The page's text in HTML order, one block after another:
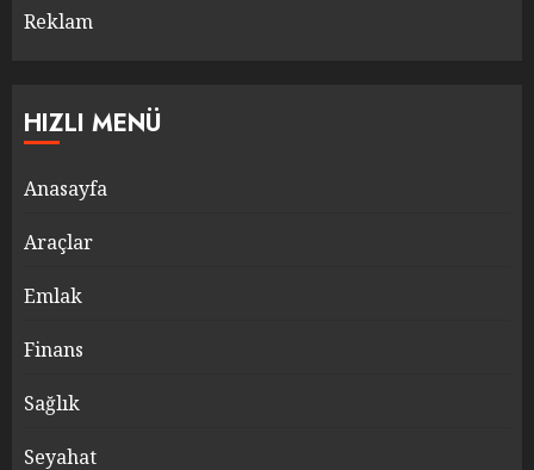
Reklam
HIZLI MENÜ
Anasayfa
Araçlar
Emlak
Finans
Sağlık
Seyahat